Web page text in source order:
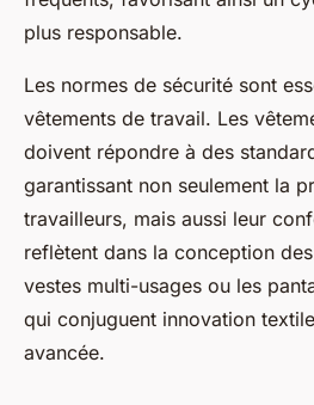
plus responsable.
Les normes de sécurité sont
vêtements de travail. Les
doivent répondre à des
garantissant non seulement la
travailleurs, mais aussi leur
reflètent dans la conception
vestes multi-usages ou les
qui conjuguent innovation
avancée.